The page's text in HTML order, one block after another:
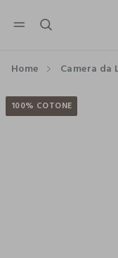
100% COTONE
Home Camera da